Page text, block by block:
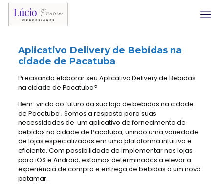
Aplicativo Deliveryde Bebidas na
cidade de Pacatuba
Precisando elaborar seu Aplicativo Delivery de Bebidas
na cidade de Pacatuba?
Bem-vindo ao futuro da sua loja de bebidas na cidade
de Pacatuba , Somos a resposta para suas
necessidades de um aplicativo de fornecimento de
bebidas na cidade de Pacatuba, unindo uma variedade
de lojas especializadas em uma plataforma intuitiva e
eficiente. Com possibilidade de implementar nas lojas
para iOS e Android, estamos determinados a elevar a
experiência de compra e entrega de bebidas a um novo
patamar.